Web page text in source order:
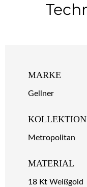
MARKE
Gellner
KOLLEKTION
Metropolitan
MATERIAL
18 Kt Weißgold